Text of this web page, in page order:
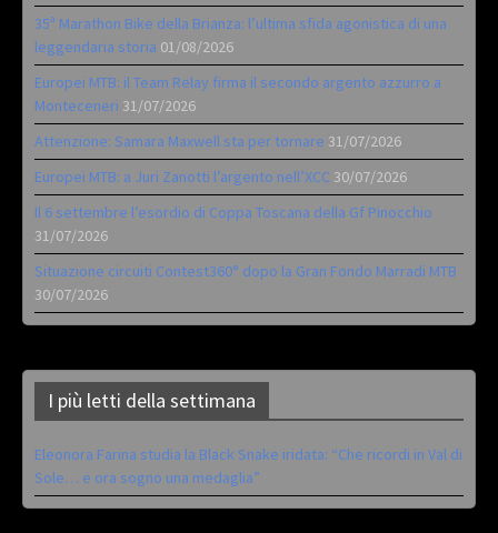
35ª Marathon Bike della Brianza: l’ultima sfida agonistica di una
leggendaria storia 01/08/2026
Europei MTB: il Team Relay firma il secondo argento azzurro a
Monteceneri 31/07/2026
Attenzione: Samara Maxwell sta per tornare 31/07/2026
Europei MTB: a Juri Zanotti l’argento nell’XCC 30/07/2026
Il 6 settembre l’esordio di Coppa Toscana della Gf Pinocchio
31/07/2026
Situazione circuiti Contest360° dopo la Gran Fondo Marradi MTB
30/07/2026
I più letti della settimana
Eleonora Farina studia la Black Snake iridata: “Che ricordi in Val di
Sole… e ora sogno una medaglia”